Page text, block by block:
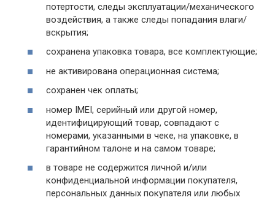
потертости, следы эксплуатации/механического
воздействия, а также следы попадания влаги/
вскрытия;
сохранена упаковка товара, все комплектующие;
не активирована операционная система;
сохранен чек оплаты;
номер IMEI, серийный или другой номер,
идентифицирующий товар, совпадают с
номерами, указанными в чеке, на упаковке, в
гарантийном талоне и на самом товаре;
в товаре не содержится личной и/или
конфиденциальной информации покупателя,
персональных данных покупателя или любых